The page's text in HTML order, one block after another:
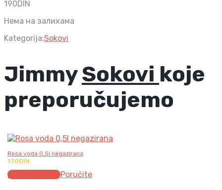
190DIN
Нема на залихама
Kategorija:Sokovi
JimmySokovi koje
preporučujemo
Rosa voda 0,5l negazirana
170DIN
Додај у корпуPoručite